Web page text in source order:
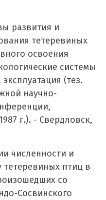
развития и
тетеревиных
освоения
системы
(тез.
научно-
г.). - Свердловск,
численности и
тетеревиных птиц в
со
Сосвинского